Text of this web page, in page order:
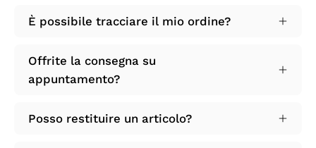
È possibile tracciare il mio ordine?
Offrite la consegna su
appuntamento?
Posso restituire un articolo?